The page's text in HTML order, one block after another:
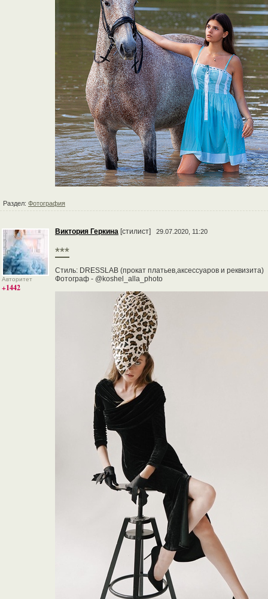
Раздел: Фотография
Авторитет
+1442
Виктория Геркина [стилист] 29.07.2020, 11:20
***
Стиль: DRESSLAB (прокат платьев,аксессуаров и реквизита)
Фотограф - @koshel_alla_photo